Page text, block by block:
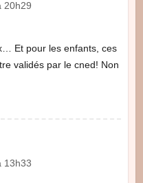
20h29
Et pour les enfants, ces
validés par le cned! Non
13h33